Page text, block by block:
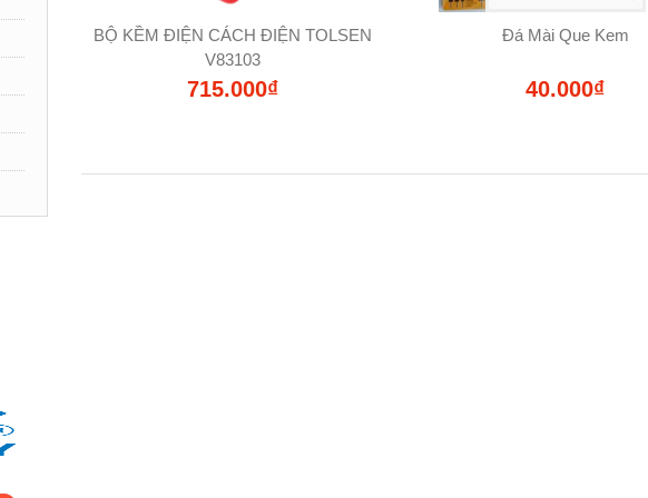
BỘ KỀM ĐIỆN CÁCH ĐIỆN TOLSEN
V83103
715.000₫
Đá Mài Que Kem
40.000₫